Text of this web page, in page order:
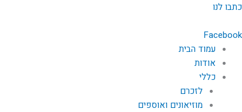
דילוג
כתבו לנו
Facebook
עמוד הבית
אודות
כללי
לזכרם
מוזיאונים ואוספים